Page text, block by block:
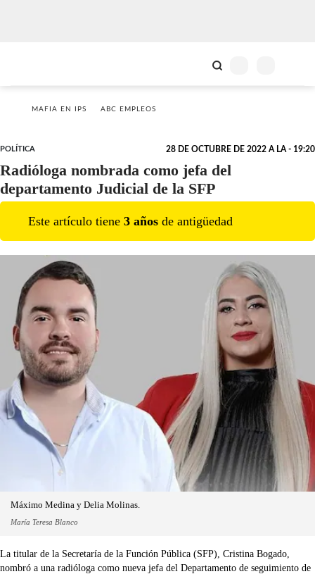
MAFIA EN IPS ABC EMPLEOS
POLÍTICA 28 DE OCTUBRE DE 2022 A LA - 19:20
Radióloga nombrada como jefa del
departamento Judicial de la SFP
Este artículo tiene 3 años de antigüedad
Máximo Medina y Delia Molinas.
María Teresa Blanco
La titular de la Secretaría de la Función Pública (SFP), Cristina Bogado,
nombró a una radióloga como nueva jefa del Departamento de seguimiento de